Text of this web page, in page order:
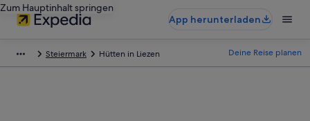
Zum Hauptinhalt springen
App herunterladen
Steiermark Hütten in Liezen Deine Reise planen